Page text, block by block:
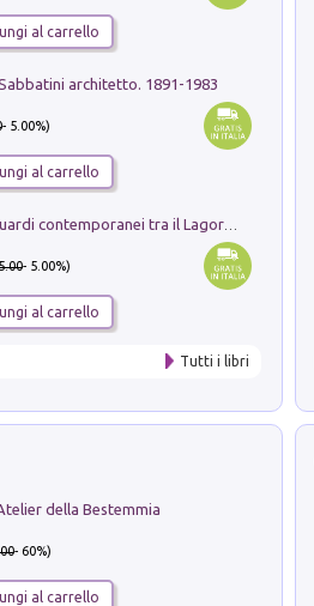
al carrello
architetto. 1891-1983
- 5.00%)
al carrello
Pastori. Sguardi contemporanei tra il Lagorai e la pianura. Ediz. illustrata
- 5.00%)
al carrello
Tutti i libri
della Bestemmia
- 60%)
al carrello